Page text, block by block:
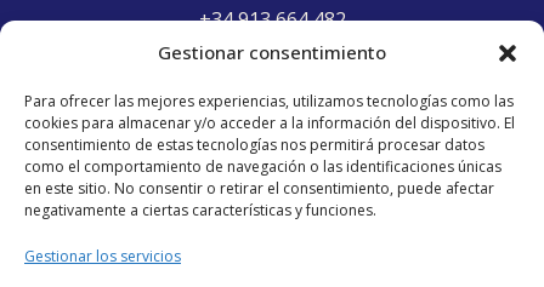
Gestionar consentimiento
Para ofrecer las mejores experiencias, utilizamos tecnologías como las
cookies para almacenar y/o acceder a la información del dispositivo. El
consentimiento de estas tecnologías nos permitirá procesar datos
como el comportamiento de navegación o las identificaciones únicas
en este sitio. No consentir o retirar el consentimiento, puede afectar
negativamente a ciertas características y funciones.
Gestionar los servicios
+34 913 664 482
contacto@pasteleriaelriojano.com
SELLO DE CALIDAD